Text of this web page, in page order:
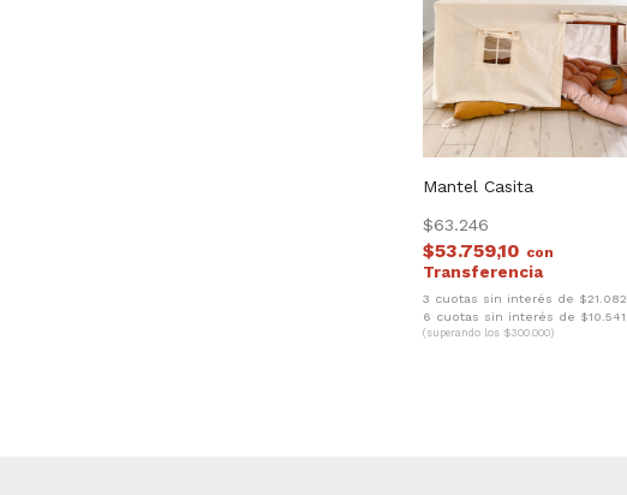
Mantel Casita
$63.246
$53.759,10 con
3 cuotas sin interés de $21.082
6 cuotas sin interés de $10.541
(superando los $300.000)